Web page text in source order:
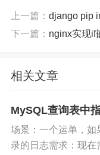
3）、
密码中至少要包含
4）、
中至少要包含阿拉
5）、
证等级，默认为
上一篇： django pip
下一篇： nginx实现if
相关文章
MySQL查询表中
场景：一个运单，如
录的日志需求：现在